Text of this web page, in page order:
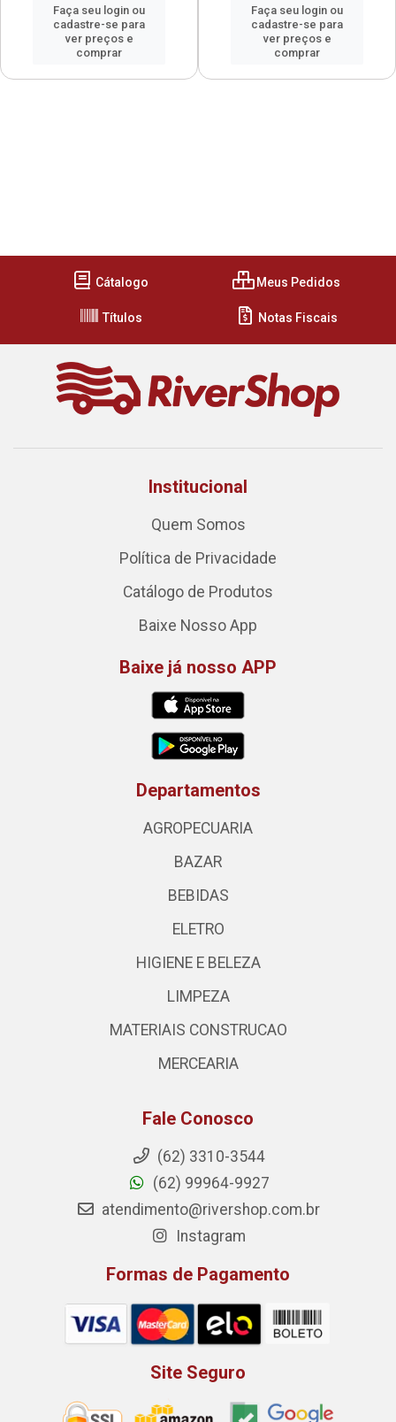
Faça seu login ou
cadastre-se para
ver preços e
comprar
Faça seu login ou
cadastre-se para
ver preços e
comprar
Cátalogo Meus Pedidos
Títulos Notas Fiscais
Institucional
Quem Somos
Política de Privacidade
Catálogo de Produtos
Baixe Nosso App
Baixe já nosso APP
Departamentos
AGROPECUARIA
BAZAR
BEBIDAS
ELETRO
HIGIENE E BELEZA
LIMPEZA
MATERIAIS CONSTRUCAO
MERCEARIA
Fale Conosco
(62) 3310-3544
(62) 99964-9927
atendimento@rivershop.com.br
Instagram
Formas de Pagamento
Site Seguro